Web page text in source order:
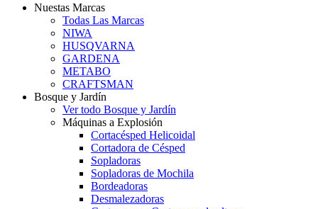
Nuestas Marcas
Todas Las Marcas
NIWA
HUSQVARNA
GARDENA
METABO
CRAFTSMAN
Bosque y Jardín
Ver todo Bosque y Jardín
Máquinas a Explosión
Cortacésped Helicoidal
Cortadora de Césped
Sopladoras
Sopladoras de Mochila
Bordeadoras
Desmalezadoras